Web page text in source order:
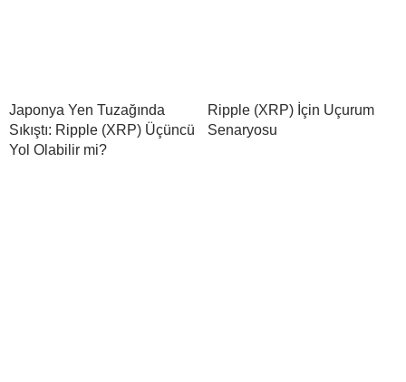
Japonya Yen Tuzağında
Sıkıştı: Ripple (XRP) Üçüncü
Yol Olabilir mi?
Ripple (XRP) İçin Uçurum
Senaryosu